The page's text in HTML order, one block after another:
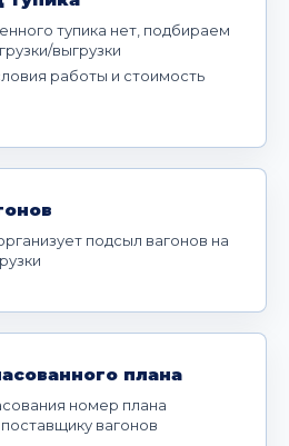
тупика нет, подбираем
выгрузки
работы и стоимость
подсыл вагонов на
плана
номер плана
вагонов